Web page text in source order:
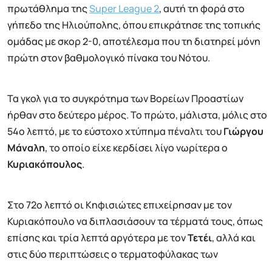
πρωτάθλημα τηςSuper League 2, αυτή τη φορά στο
γήπεδο της Ηλιούπολης, όπου επικράτησε της τοπικής
ομάδας με σκορ 2-0, αποτέλεσμα που τη διατηρεί μόνη
πρώτη στον βαθμολογικό πίνακα του Νότου.
Τα γκολ για το συγκρότημα των Βορείων Προαστίων
ήρθαν στο δεύτερο μέρος. Το πρώτο, μάλιστα, μόλις στο
54ο λεπτό, με το εύστοχο χτύπημα πέναλτι τουΓιώργου
Μάναλη, το οποίο είχε κερδίσει λίγο νωρίτερα ο
Κυριακόπουλος.
Στο 72ο λεπτό οι Κηφισιώτες επιχείρησαν με τον
Κυριακόπουλο να διπλασιάσουν τα τέρματά τους, όπως
επίσης και τρία λεπτά αργότερα με τονΤετέι, αλλά και
στις δύο περιπτώσεις ο τερματοφύλακας των